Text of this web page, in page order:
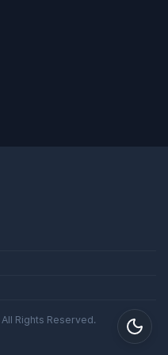
All Rights Reserved.